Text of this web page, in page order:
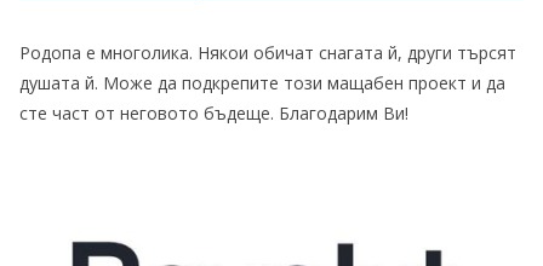
Родопа е многолика. Някои обичат снагата й, други търсят
душата й. Може да подкрепите този мащабен проект и да
сте част от неговото бъдеще. Благодарим Ви!